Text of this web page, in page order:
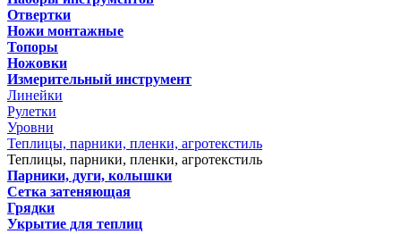
Отвертки
Ножи монтажные
Топоры
Ножовки
Измерительный инструмент
Линейки
Рулетки
Уровни
Теплицы, парники, пленки, агротекстиль
Теплицы, парники, пленки, агротекстиль
Парники, дуги, колышки
Сетка затеняющая
Грядки
Укрытие для теплиц